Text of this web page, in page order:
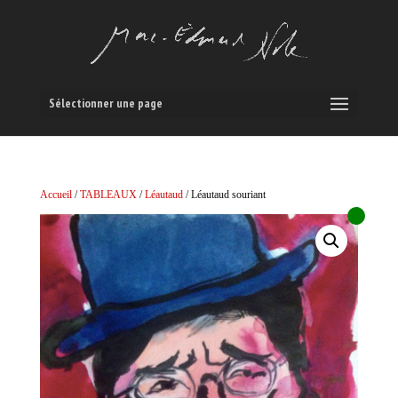
Sélectionner une page
Accueil/TABLEAUX/Léautaud/ Léautaud souriant